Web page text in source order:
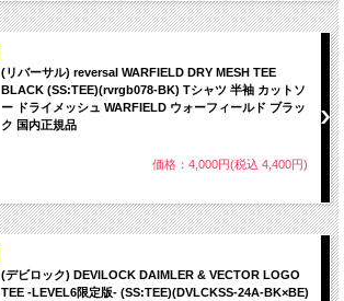
(リバーサル) reversal WARFIELD DRY MESH TEE
BLACK (SS:TEE)(rvrgb078-BK) Tシャツ 半袖 カットソ
ー ドライメッシュ WARFIELD ウォーフィールド ブラッ
ク 国内正規品
価格：4,000円(税込 4,400円)
(デビロック) DEVILOCK DAIMLER & VECTOR LOGO
TEE -LEVEL6限定版- (SS:TEE)(DVLCKSS-24A-BK×BE)